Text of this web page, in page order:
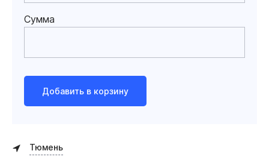
Сумма
Добавить в корзину
Тюмень